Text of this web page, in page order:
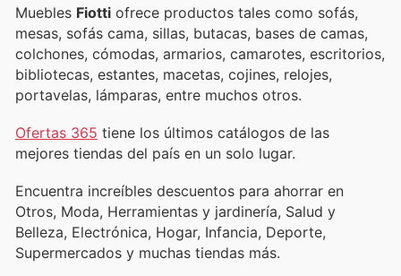
Muebles Fiotti ofrece productos tales como sofás,
mesas, sofás cama, sillas, butacas, bases de camas,
colchones, cómodas, armarios, camarotes, escritorios,
bibliotecas, estantes, macetas, cojines, relojes,
portavelas, lámparas, entre muchos otros.
Ofertas 365 tiene los últimos catálogos de las
mejores tiendas del país en un solo lugar.
Encuentra increíbles descuentos para ahorrar en
Otros, Moda, Herramientas y jardinería, Salud y
Belleza, Electrónica, Hogar, Infancia, Deporte,
Supermercados y muchas tiendas más.